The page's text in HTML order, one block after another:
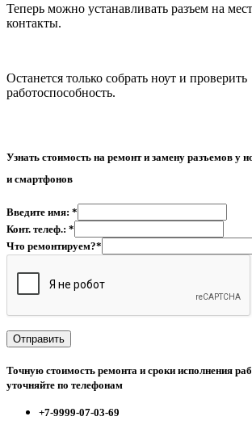
Теперь можно устанавливать разъем на
контакты.
Останется только собрать ноут и проверить
работоспособность.
Узнать стоимость на ремонт и замену разъемов у
и смартфонов
Введите имя: *
Конт. телеф.: *
Что ремонтируем?*
Точную стоимость ремонта и сроки исполнения
уточняйте по телефонам
+7-9999-07-03-69